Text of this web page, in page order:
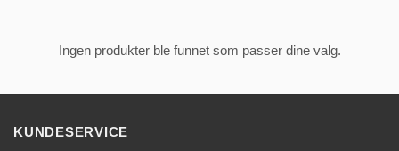
Ingen produkter ble funnet som passer dine valg.
KUNDESERVICE